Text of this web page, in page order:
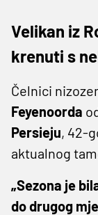
Velikan iz
krenuti s
Čelnici
Feyenoorda
Persieju, 42-
aktualnog
„Sezona je
do drugog